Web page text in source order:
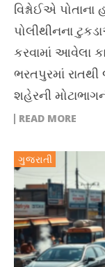
વિશ્નોઈએ
પોલીથીનના
કરવામાં આવેલા
ભરતપુરમાં
શહેરની
READ MORE
ગુજરાતી